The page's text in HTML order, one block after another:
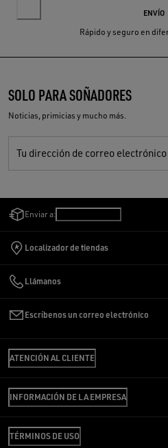
ENVÍO
Rápido y seguro en
SOLO PARA SOÑADORES
Noticias, primicias y mucho más.
Tu dirección de correo electrónico
Enviar a:
Localizador de tiendas
Llámanos
Escríbenos un correo electrónico
ATENCIÓN AL CLIENTE
PREGUNTAS FRECUENTES
REVISA TU PEDIDO
ENVÍO
INFORMACIÓN DE LA EMPRESA
CÓDIGO ÉTICO
TÉRMINOS DE USO